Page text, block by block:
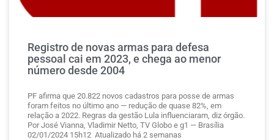
Registro de novas armas para defesa
pessoal cai em 2023, e chega ao menor
número desde 2004
PF afirma que 20.822 novos cadastros para posse de armas
foram feitos no último ano — redução de quase 82%, em
relação a 2022. Regras da gestão Lula influenciaram, diz órgão.
Por José Vianna, Vladimir Netto, TV Globo e g1 — Brasília
02/01/2024 15h12 Atualizado há 2 semanas